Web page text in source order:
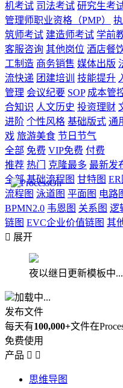
机考试 司法考试 研究生考
管理师职业资格（PMP）
筑师考试 建造师考试 学前
客服咨询 其他岗位 酒店餐
工制造 商务销售 媒体出版
流快递 团建培训 技能提升
管理 会议纪要 SOP 成本管
合知识 人文历史 投资理财
进阶 个性风格 基础版式 通
戏 旅游美食 节日节气
全部 免费 VIP免费 付费
推荐 热门 克隆最多 最新发
全部 基础流程图 甘特图 ER
流程图 泳道图 平面图 电路
BPMN2.0 韦恩图 关系图 逻
链图 EVC企业价值链图 其
 展开
夜以继日更新模板中...
加载中...
发布文件
每天有100,000+文件在
免费使用
产品  
思维导图